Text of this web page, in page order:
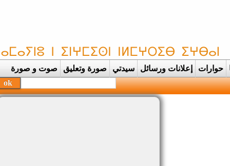
حوارات إعلانات ورسائل سيدتي صورة وتعليق صوت و صورة